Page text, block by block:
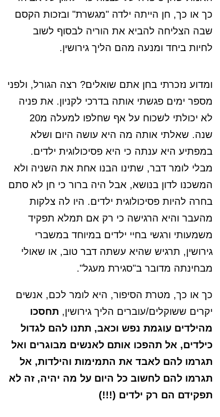
כך או כך, חן הייתה ילדה "מגשרת" ובזכות הקסם
שבה הצליחה להביא את הוריה לבסוף לשוב
לחיות ביחד ומנעה מהם הליך גירושין.
ומדוע נזכרתי בחן אתם שואלים? רצה הגורל, ולפני
מספר ימים פגשתי אותה בדרכי לקניון. את פניה
לא יכולתי לשכוח על אף שחלפו למעלה מ20
שנה. שאלתי אותה מה היא עושה היום ושלא
במפתיע היא ענתה כי היא פסיכולוגית ילדים.
מבלי לומר דבר, שתינו הבנו אחת את השניה ולא
המשכנו לדון בנושא, אבל היה ברור כי חן לא סתם
בחרה להיות פסיכולוגית ילדים. היו לה צלקות
מהעבר והיא הרגישה כי רק אם תמלא תפקיד
משמעותי ורגשי בחיי ילדים במיוחד במשברי
גירושין, תרגיש שהיא עשתה דבר טוב, או שאולי
מבחינתה מדובר ב"סגירת מעגל".
כך או כך, מטרת הסיפור, היא לומר לכם, אנשים
יקרים ששוקלים/עוברים הליך גירושין, תחסכו
מהילדים עוגמת נפש וכאב, תתנו להם לגדול
כילדים, אל תהפכו אותם לאנשים מבוגרים ואל
תגרמו להם לאבד את התמימות והילדות, אל
תגרמו להם לחשוב כל היום על מה יהיה, זה לא
תפקידם הם רק ילדים (!!!)